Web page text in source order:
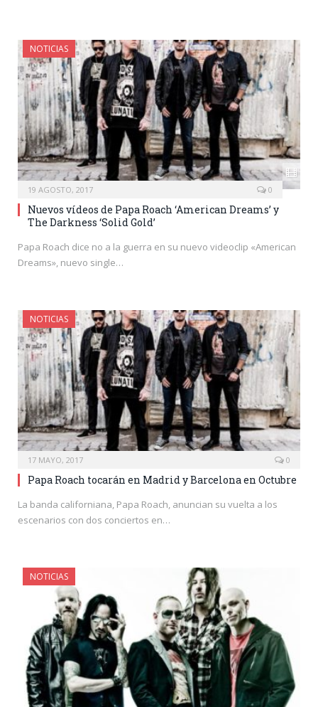
NOTICIAS
19 AGOSTO, 2017 0
Nuevos vídeos de Papa Roach ‘American Dreams’ y
The Darkness ‘Solid Gold’
Papa Roach dice no a la guerra en su nuevo videoclip «American
Dreams», nuevo single…
NOTICIAS
17 MAYO, 2017 0
Papa Roach tocarán en Madrid y Barcelona en Octubre
La banda californiana, Papa Roach, anuncian su vuelta a los
escenarios con dos conciertos en…
NOTICIAS